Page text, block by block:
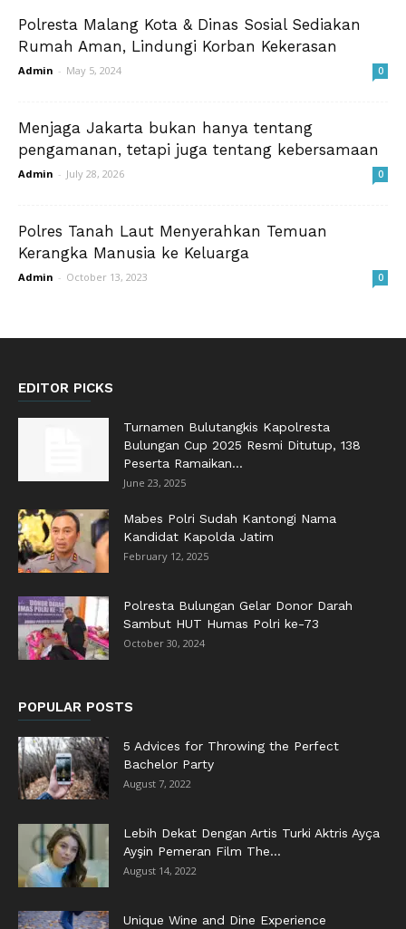
Polresta Malang Kota & Dinas Sosial Sediakan
Rumah Aman, Lindungi Korban Kekerasan
Admin - May 5, 2024 0
Menjaga Jakarta bukan hanya tentang
pengamanan, tetapi juga tentang kebersamaan
Admin - July 28, 2026 0
Polres Tanah Laut Menyerahkan Temuan
Kerangka Manusia ke Keluarga
Admin - October 13, 2023 0
EDITOR PICKS
Turnamen Bulutangkis Kapolresta
Bulungan Cup 2025 Resmi Ditutup, 138
Peserta Ramaikan...
June 23, 2025
Mabes Polri Sudah Kantongi Nama
Kandidat Kapolda Jatim
February 12, 2025
Polresta Bulungan Gelar Donor Darah
Sambut HUT Humas Polri ke-73
October 30, 2024
POPULAR POSTS
5 Advices for Throwing the Perfect
Bachelor Party
August 7, 2022
Lebih Dekat Dengan Artis Turki Aktris Ayça
Ayşin Pemeran Film The...
August 14, 2022
Unique Wine and Dine Experience